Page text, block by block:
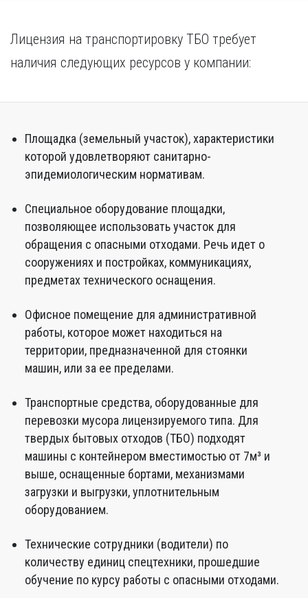
Лицензия на транспортировку ТБО требует
наличия следующих ресурсов у компании:
Площадка (земельный участок), характеристики
которой удовлетворяют санитарно-
эпидемиологическим нормативам.
Специальное оборудование площадки,
позволяющее использовать участок для
обращения с опасными отходами. Речь идет о
сооружениях и постройках, коммуникациях,
предметах технического оснащения.
Офисное помещение для административной
работы, которое может находиться на
территории, предназначенной для стоянки
машин, или за ее пределами.
Транспортные средства, оборудованные для
перевозки мусора лицензируемого типа. Для
твердых бытовых отходов (ТБО) подходят
машины с контейнером вместимостью от 7м³ и
выше, оснащенные бортами, механизмами
загрузки и выгрузки, уплотнительным
оборудованием.
Технические сотрудники (водители) по
количеству единиц спецтехники, прошедшие
обучение по курсу работы с опасными отходами.